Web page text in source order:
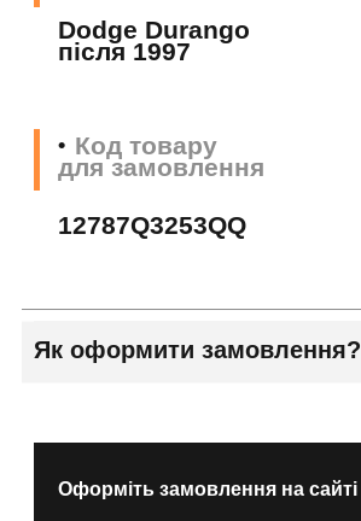
Dodge Durango
після 1997
Код товару
для замовлення
12787Q3253QQ
Як оформити замовлення?
Оформіть замовлення на сайті